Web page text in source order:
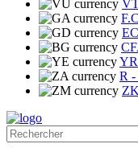
R -
ZK